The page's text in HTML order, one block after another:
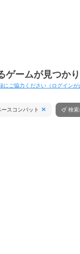
ゲームが見つか
にご協力ください（ログインが
ースコンバット 検